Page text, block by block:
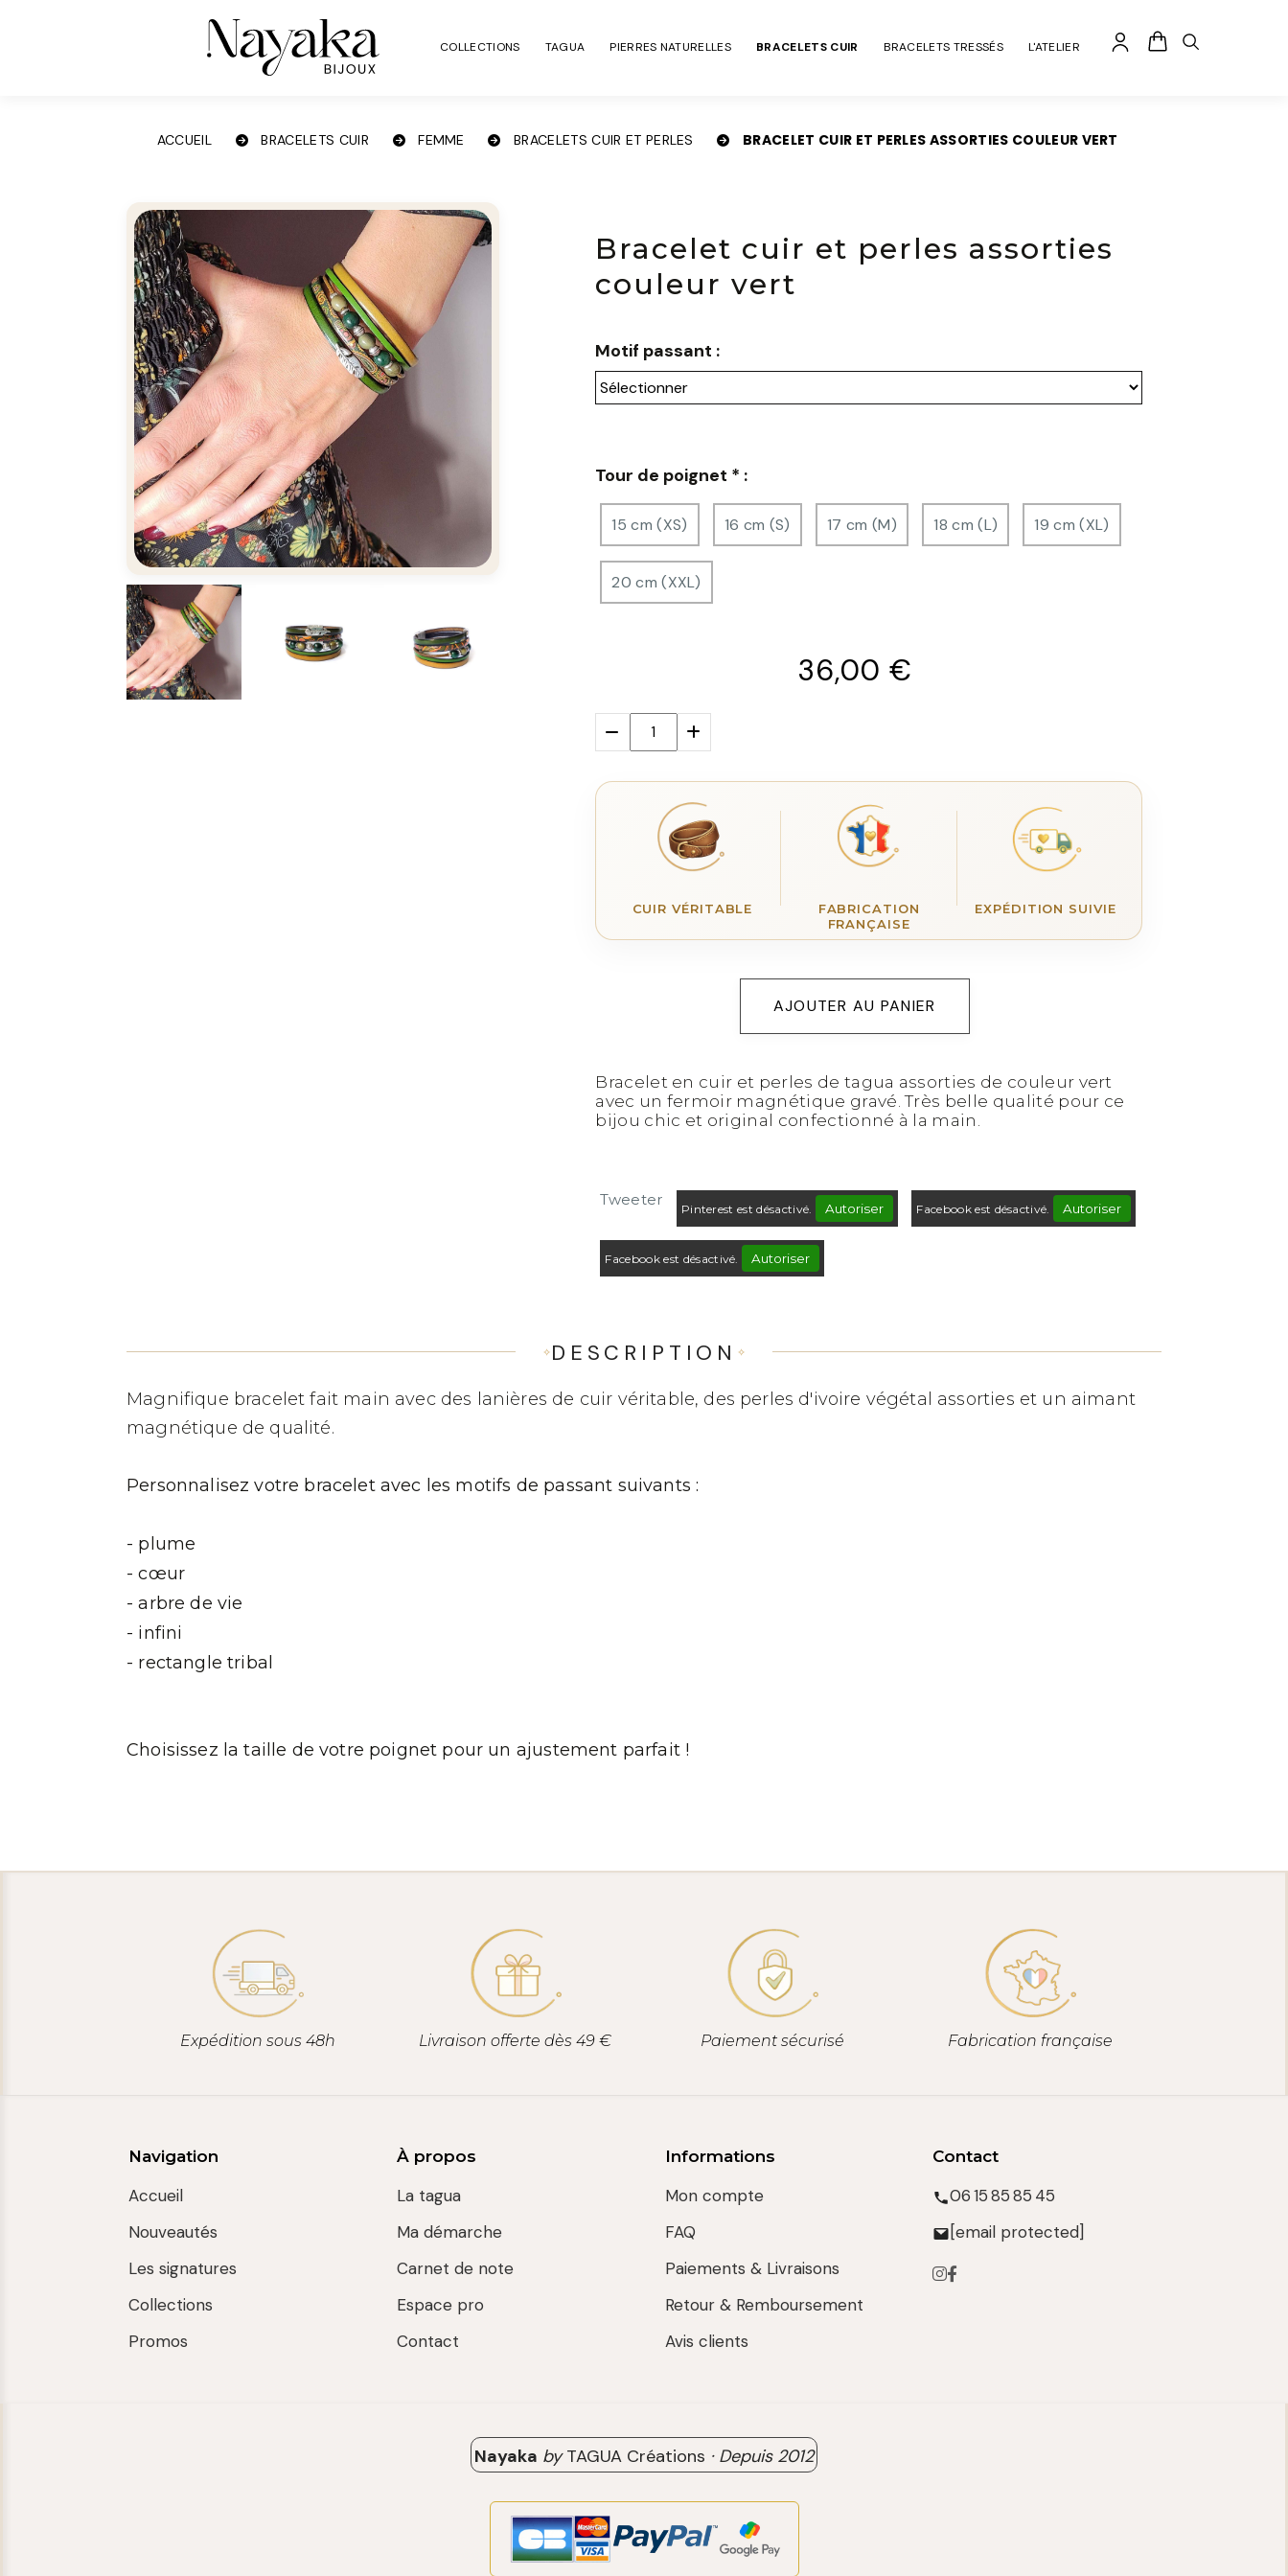
COLLECTIONS TAGUA PIERRES NATURELLES BRACELETS CUIR BRACELETS TRESSÉS L'ATELIER
ACCUEIL BRACELETS CUIR FEMME BRACELETS CUIR ET PERLES BRACELET CUIR ET PERLES ASSORTIES COULEUR VERT
Bracelet cuir et perles assorties
couleur vert
Motif passant :
Tour de poignet * :
15 cm (XS) 16 cm (S) 17 cm (M) 18 cm (L) 19 cm (XL)
20 cm (XXL)
36,00 €
CUIR VÉRITABLE
FABRICATION
FRANÇAISE
EXPÉDITION SUIVIE
AJOUTER AU PANIER
Bracelet en cuir et perles de tagua assorties de couleur vert
avec un fermoir magnétique gravé. Très belle qualité pour ce
bijou chic et original confectionné à la main.
Tweeter
Pinterest est désactivé. Autoriser Facebook est désactivé. Autoriser
Facebook est désactivé. Autoriser
DESCRIPTION
Magnifique bracelet fait main avec des lanières de cuir véritable, des perles d'ivoire végétal assorties et un aimant
magnétique de qualité.
Personnalisez votre bracelet avec les motifs de passant suivants :
- plume
- cœur
- arbre de vie
- infini
- rectangle tribal
Choisissez la taille de votre poignet pour un ajustement parfait !
Expédition sous 48h Livraison offerte dès 49 € Paiement sécurisé Fabrication française
Navigation
Accueil
Nouveautés
Les signatures
Collections
Promos
À propos
La tagua
Ma démarche
Carnet de note
Espace pro
Contact
Informations
Mon compte
FAQ
Paiements & Livraisons
Retour & Remboursement
Avis clients
Contact
06 15 85 85 45
[email protected]
Nayaka byTAGUA Créations · Depuis2012